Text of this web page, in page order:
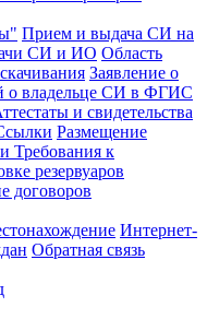
Прием и выдача СИ на
СИ и ИО Область
Заявление о
о владельце СИ в ФГИС
и свидетельства
Размещение
Требования к
резервуаров
договоров
Интернет-
Обратная связь